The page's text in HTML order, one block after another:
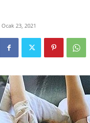
Ocak 23, 2021